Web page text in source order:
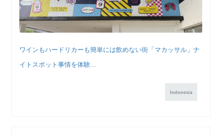
ワインもハードリカーも簡単には飲めない街「マカッサル」ナ
イトスポット事情を体験...
Indonesia